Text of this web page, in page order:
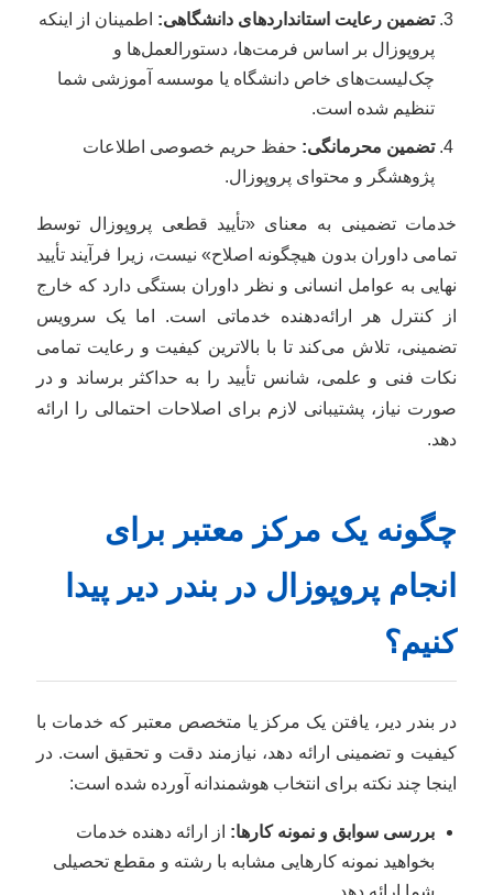
تضمین رعایت استانداردهای دانشگاهی: اطمینان از اینکه
پروپوزال بر اساس فرمت‌ها، دستورالعمل‌ها و
چک‌لیست‌های خاص دانشگاه یا موسسه آموزشی شما
تنظیم شده است.
تضمین محرمانگی: حفظ حریم خصوصی اطلاعات
پژوهشگر و محتوای پروپوزال.
خدمات تضمینی به معنای «تأیید قطعی پروپوزال توسط
تمامی داوران بدون هیچگونه اصلاح» نیست، زیرا فرآیند تأیید
نهایی به عوامل انسانی و نظر داوران بستگی دارد که خارج
از کنترل هر ارائه‌دهنده خدماتی است. اما یک سرویس
تضمینی، تلاش می‌کند تا با بالاترین کیفیت و رعایت تمامی
نکات فنی و علمی، شانس تأیید را به حداکثر برساند و در
صورت نیاز، پشتیبانی لازم برای اصلاحات احتمالی را ارائه
دهد.
چگونه یک مرکز معتبر برای
انجام پروپوزال در بندر دیر پیدا
کنیم؟
در بندر دیر، یافتن یک مرکز یا متخصص معتبر که خدمات با
کیفیت و تضمینی ارائه دهد، نیازمند دقت و تحقیق است. در
اینجا چند نکته برای انتخاب هوشمندانه آورده شده است:
بررسی سوابق و نمونه کارها: از ارائه دهنده خدمات
بخواهید نمونه کارهایی مشابه با رشته و مقطع تحصیلی
شما ارائه دهد.